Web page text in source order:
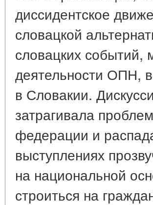
диссидентское
словацкой
словацких
деятельности ОПН,
в Словакии.
затрагивала
федерации и
выступлениях
на национальной
строиться на